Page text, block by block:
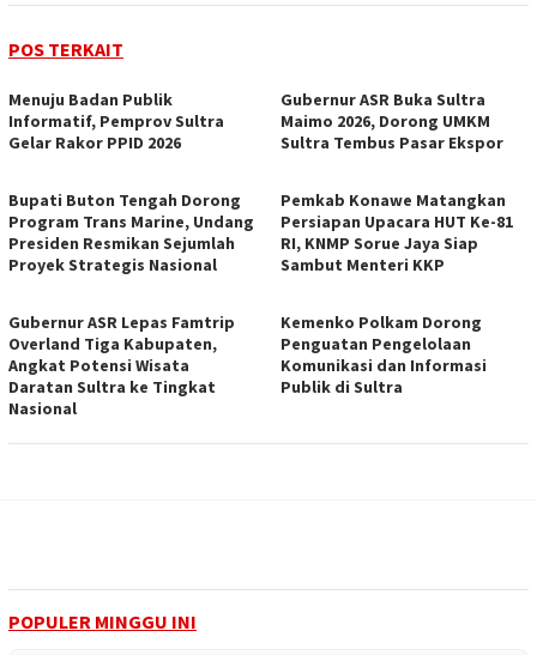
POS TERKAIT
Menuju Badan Publik
Informatif, Pemprov Sultra
Gelar Rakor PPID 2026
Gubernur ASR Buka Sultra
Maimo 2026, Dorong UMKM
Sultra Tembus Pasar Ekspor
Bupati Buton Tengah Dorong
Program Trans Marine, Undang
Presiden Resmikan Sejumlah
Proyek Strategis Nasional
Pemkab Konawe Matangkan
Persiapan Upacara HUT Ke-81
RI, KNMP Sorue Jaya Siap
Sambut Menteri KKP
Gubernur ASR Lepas Famtrip
Overland Tiga Kabupaten,
Angkat Potensi Wisata
Daratan Sultra ke Tingkat
Nasional
Kemenko Polkam Dorong
Penguatan Pengelolaan
Komunikasi dan Informasi
Publik di Sultra
POPULER MINGGU INI